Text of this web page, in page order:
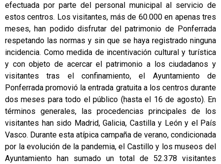
efectuada por parte del personal municipal al servicio de
estos centros. Los visitantes, más de 60.000 en apenas tres
meses, han podido disfrutar del patrimonio de Ponferrada
respetando las normas y sin que se haya registrado ninguna
incidencia. Como medida de incentivación cultural y turística
y con objeto de acercar el patrimonio a los ciudadanos y
visitantes tras el confinamiento, el Ayuntamiento de
Ponferrada promovió la entrada gratuita a los centros durante
dos meses para todo el público (hasta el 16 de agosto). En
términos generales, las procedencias principales de los
visitantes han sido Madrid, Galicia, Castilla y León y el País
Vasco. Durante esta atípica campaña de verano, condicionada
por la evolución de la pandemia, el Castillo y los museos del
Ayuntamiento han sumado un total de 52.378 visitantes